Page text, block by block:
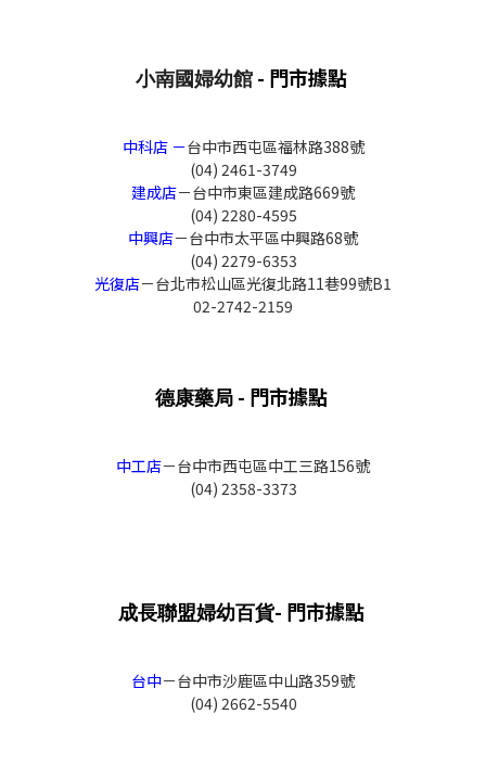
小南國婦幼館- 門市據點
中科店 －台中市西屯區福林路388號
(04) 2461-3749
建成店－台中市東區建成路669號
(04) 2280-4595
中興店－台中市太平區中興路68號
(04) 2279-6353
光復店－台北市松山區光復北路11巷99號B1
02-2742-2159
德康藥局- 門市據點
中工店－台中市西屯區中工三路156號
(04) 2358-3373
成長聯盟婦幼百貨- 門市據點
台中－台中市沙鹿區中山路359號
(04) 2662-5540